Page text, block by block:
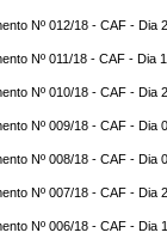
Nº 012/18 - CAF - Dia
Nº 011/18 - CAF - Dia
Nº 010/18 - CAF - Dia
Nº 009/18 - CAF - Dia
Nº 008/18 - CAF - Dia
Nº 007/18 - CAF - Dia
Nº 006/18 - CAF - Dia